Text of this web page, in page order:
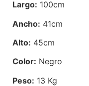
Largo: 100cm
Ancho: 41cm
Alto: 45cm
Color: Negro
Peso: 13 Kg